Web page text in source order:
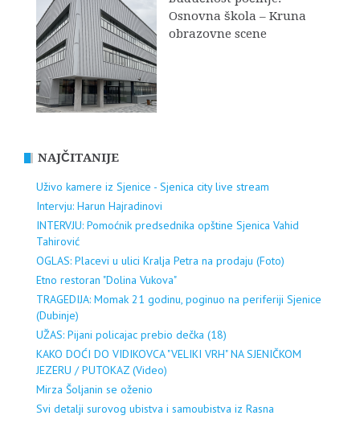
Osnovna škola – Kruna
obrazovne scene
NAJČITANIJE
Uživo kamere iz Sjenice - Sjenica city live stream
Intervju: Harun Hajradinovi
INTERVJU: Pomoćnik predsednika opštine Sjenica Vahid
Tahirović
OGLAS: Placevi u ulici Kralja Petra na prodaju (Foto)
Etno restoran "Dolina Vukova"
TRAGEDIJA: Momak 21 godinu, poginuo na periferiji Sjenice
(Dubinje)
UŽAS: Pijani policajac prebio dečka (18)
KAKO DOĆI DO VIDIKOVCA "VELIKI VRH" NA SJENIČKOM
JEZERU / PUTOKAZ (Video)
Mirza Šoljanin se oženio
Svi detalji surovog ubistva i samoubistva iz Rasna